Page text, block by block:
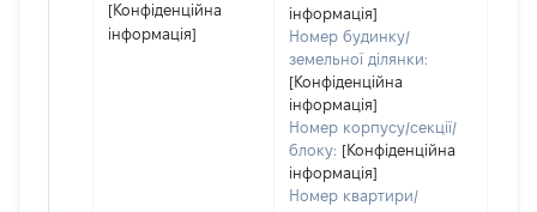
[Конфіденційна
інформація]
інформація]
Номер будинку/
земельної ділянки:
[Конфіденційна
інформація]
Номер корпусу/секції/
блоку: [Конфіденційна
інформація]
Номер квартири/